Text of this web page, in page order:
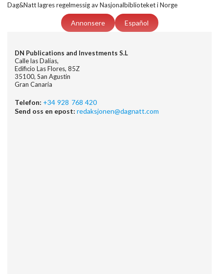
Dag&Natt lagres regelmessig av Nasjonalbiblioteket i Norge
Annonsere Español
DN Publications and Investments S.L
Calle las Dalias,
Edificio Las Flores, 85Z
35100, San Agustin
Gran Canaria
Telefon: +34 928 768 420
Send oss en epost: redaksjonen@dagnatt.com